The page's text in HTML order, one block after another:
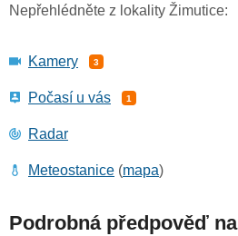
Nepřehlédněte z lokality Žimutice:
Kamery 3
Počasí u vás 1
Radar
Meteostanice (mapa)
Podrobná předpověď